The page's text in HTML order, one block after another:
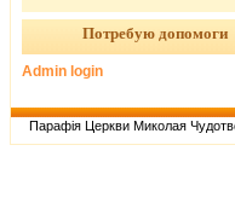
Потребую допомоги
Admin login
Парафія Церкви Миколая